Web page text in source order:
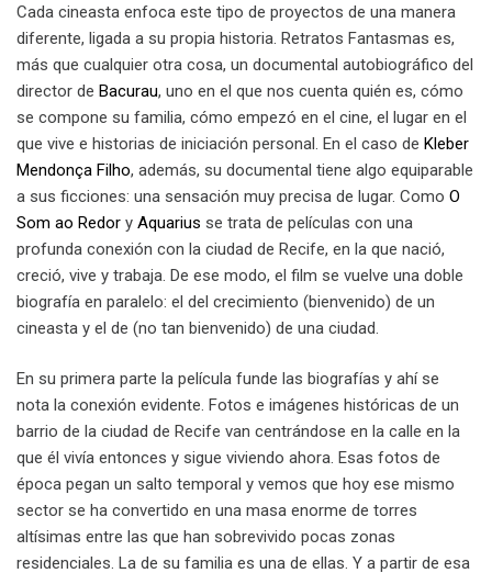
Cada cineasta enfoca este tipo de proyectos de una manera
diferente, ligada a su propia historia. Retratos Fantasmas es,
más que cualquier otra cosa, un documental autobiográfico del
director de Bacurau, uno en el que nos cuenta quién es, cómo
se compone su familia, cómo empezó en el cine, el lugar en el
que vive e historias de iniciación personal. En el caso de Kleber
Mendonça Filho, además, su documental tiene algo equiparable
a sus ficciones: una sensación muy precisa de lugar. Como O
Som ao Redor y Aquarius se trata de películas con una
profunda conexión con la ciudad de Recife, en la que nació,
creció, vive y trabaja. De ese modo, el film se vuelve una doble
biografía en paralelo: el del crecimiento (bienvenido) de un
cineasta y el de (no tan bienvenido) de una ciudad.
En su primera parte la película funde las biografías y ahí se
nota la conexión evidente. Fotos e imágenes históricas de un
barrio de la ciudad de Recife van centrándose en la calle en la
que él vivía entonces y sigue viviendo ahora. Esas fotos de
época pegan un salto temporal y vemos que hoy ese mismo
sector se ha convertido en una masa enorme de torres
altísimas entre las que han sobrevivido pocas zonas
residenciales. La de su familia es una de ellas. Y a partir de esa